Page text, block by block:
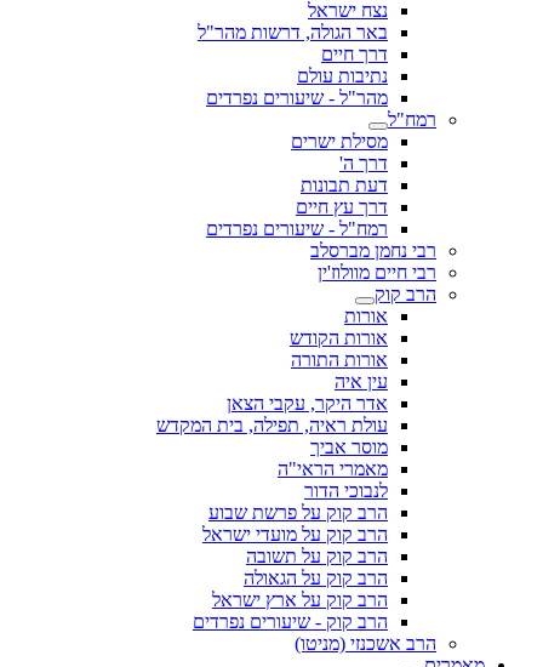
נצח ישראל
באר הגולה, דרשות מהר"ל
דרך חיים
נתיבות עולם
מהר"ל - שיעורים נפרדים
רמח"ל
מסילת ישרים
דרך ה'
דעת תבונות
דרך עץ חיים
רמח"ל - שיעורים נפרדים
רבי נחמן מברסלב
רבי חיים מוולוז'ין
הרב קוק
אורות
אורות הקודש
אורות התורה
עין איה
אדר היקר, עקבי הצאן
עולת ראיה, תפילה, בית המקדש
מוסר אביך
מאמרי הראי"ה
לנבוכי הדור
הרב קוק על פרשת שבוע
הרב קוק על מועדי ישראל
הרב קוק על תשובה
הרב קוק על הגאולה
הרב קוק על ארץ ישראל
הרב קוק - שיעורים נפרדים
הרב אשכנזי (מניטו)